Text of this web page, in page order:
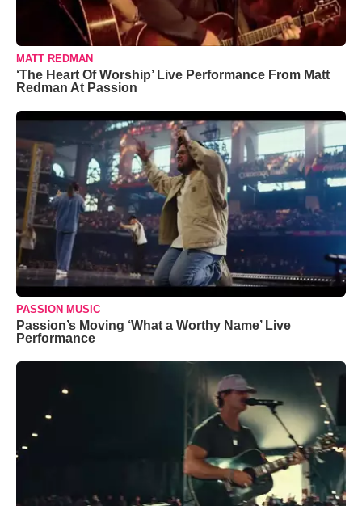
MATT REDMAN
‘The Heart Of Worship’ Live Performance From Matt
Redman At Passion
PASSION MUSIC
Passion’s Moving ‘What a Worthy Name’ Live
Performance